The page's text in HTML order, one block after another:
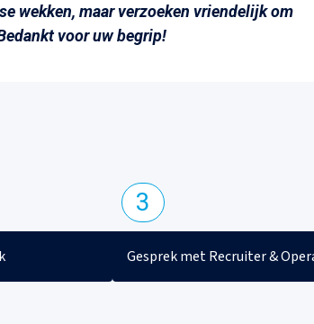
wekken, maar verzoeken vriendelijk om
voor uw begrip!
3
Gesprek met Recruiter &